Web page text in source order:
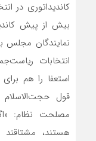
کاندیداتوری در
نمایندگان مجلس
انتخابات
استعفا را هم
قول
مصلحت نظام:
هستند،